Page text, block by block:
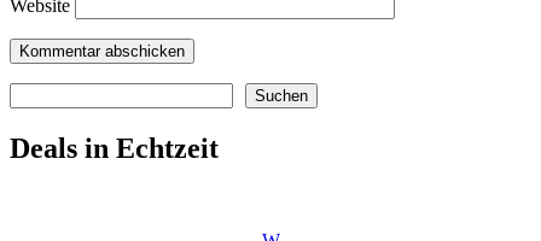
Website
Suchen
Deals in Echtzeit